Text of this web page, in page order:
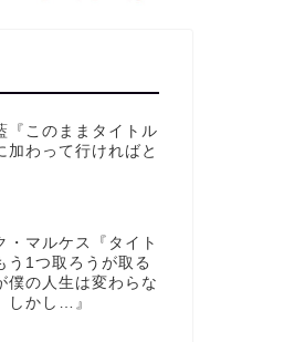
『このままタイトル
加わって行ければと
・マルケス『タイト
う1つ取ろうが取る
僕の人生は変わらな
しかし…』